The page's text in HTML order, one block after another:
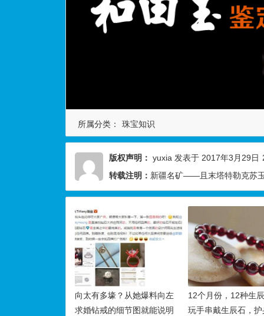
所属分类： 珠宝知识
版权声明： yuxia 发表于 2017年3月29日
转载注明： 新疆名矿——且末塔特勒克苏
向太有多壕？从她爆料向左
求婚钻戒的细节图就能说明
12个月份，12种生
玩手串戴生辰石，